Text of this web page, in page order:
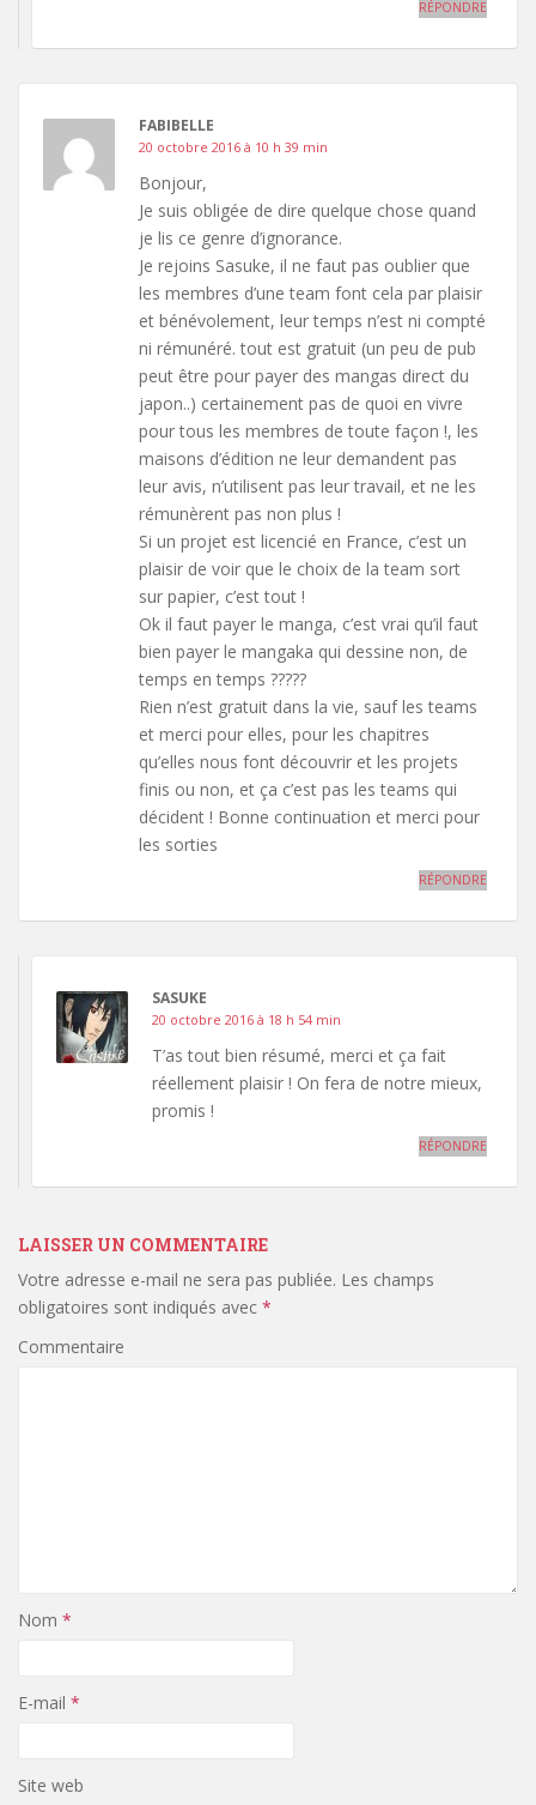
RÉPONDRE
FABIBELLE
20 octobre 2016 à 10 h 39 min
Bonjour,
Je suis obligée de dire quelque chose quand
je lis ce genre d’ignorance.
Je rejoins Sasuke, il ne faut pas oublier que
les membres d’une team font cela par plaisir
et bénévolement, leur temps n’est ni compté
ni rémunéré. tout est gratuit (un peu de pub
peut être pour payer des mangas direct du
japon..) certainement pas de quoi en vivre
pour tous les membres de toute façon !, les
maisons d’édition ne leur demandent pas
leur avis, n’utilisent pas leur travail, et ne les
rémunèrent pas non plus !
Si un projet est licencié en France, c’est un
plaisir de voir que le choix de la team sort
sur papier, c’est tout !
Ok il faut payer le manga, c’est vrai qu’il faut
bien payer le mangaka qui dessine non, de
temps en temps ?????
Rien n’est gratuit dans la vie, sauf les teams
et merci pour elles, pour les chapitres
qu’elles nous font découvrir et les projets
finis ou non, et ça c’est pas les teams qui
décident ! Bonne continuation et merci pour
les sorties
RÉPONDRE
SASUKE
20 octobre 2016 à 18 h 54 min
T’as tout bien résumé, merci et ça fait
réellement plaisir ! On fera de notre mieux,
promis !
RÉPONDRE
LAISSER UN COMMENTAIRE
Votre adresse e-mail ne sera pas publiée. Les champs
obligatoires sont indiqués avec *
Commentaire
Nom *
E-mail *
Site web